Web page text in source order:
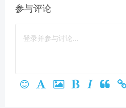
立刻支付
参与评论